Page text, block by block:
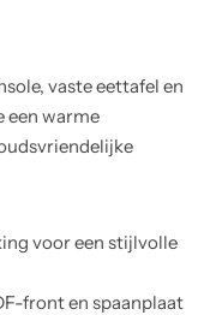
vaste eettafel en
een warme
voor een stijlvolle
front en spaanplaat